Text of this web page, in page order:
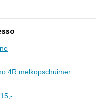
4R melkopschuimer